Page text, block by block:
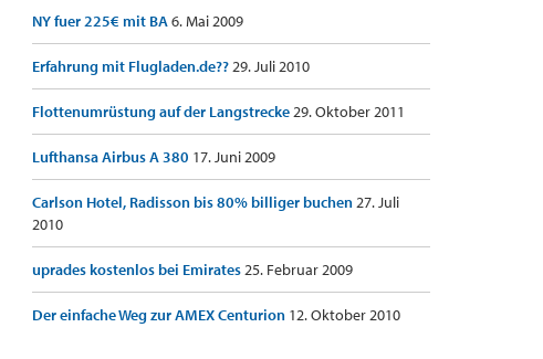
NY fuer 225€ mit BA6. Mai 2009
Erfahrung mit Flugladen.de??29. Juli 2010
Flottenumrüstung auf der Langstrecke29. Oktober 2011
Lufthansa Airbus A 380 17. Juni 2009
Carlson Hotel, Radisson bis 80% billiger buchen27. Juli
2010
uprades kostenlos bei Emirates25. Februar 2009
Der einfache Weg zur AMEX Centurion 12. Oktober 2010